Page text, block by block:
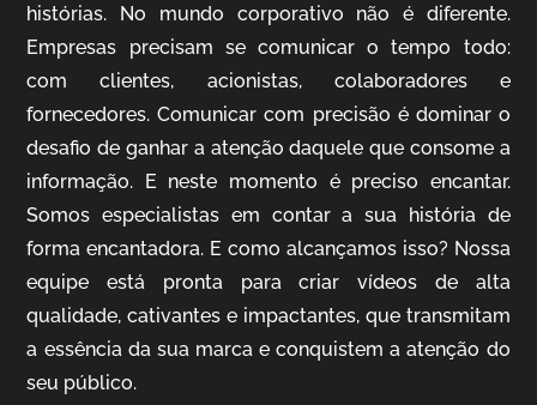
IQVIA
Cobertura de Eventos
histórias. No mundo corporativo não é diferente.
Empresas precisam se comunicar o tempo todo:
com clientes, acionistas, colaboradores e
fornecedores. Comunicar com precisão é dominar o
desafio de ganhar a atenção daquele que consome a
informação. E neste momento é preciso encantar.
Somos especialistas em contar a sua história de
forma encantadora. E como alcançamos isso? Nossa
equipe está pronta para criar vídeos de alta
qualidade, cativantes e impactantes, que transmitam
a essência da sua marca e conquistem a atenção do
seu público.